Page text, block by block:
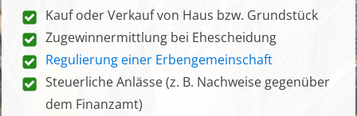
Kauf oder Verkauf von Haus bzw. Grundstück
Zugewinnermittlung bei Ehescheidung
Regulierung einer Erbengemeinschaft
Steuerliche Anlässe (z. B. Nachweise gegenüber
dem Finanzamt)